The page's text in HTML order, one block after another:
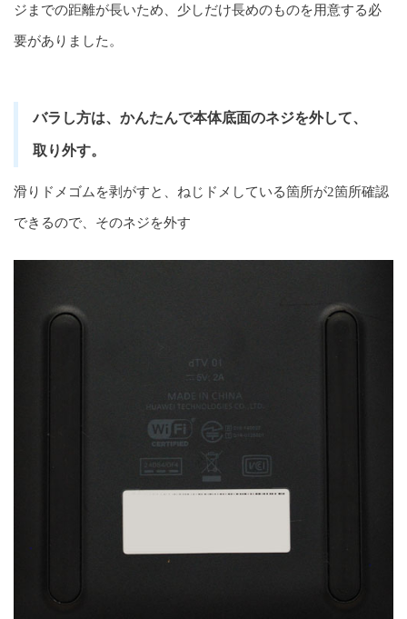
ジまでの距離が長いため、少しだけ長めのものを用意する必
要がありました。
バラし方は、かんたんで本体底面のネジを外して、
取り外す。
滑りドメゴムを剥がすと、ねじドメしている箇所が2箇所確認
できるので、そのネジを外す